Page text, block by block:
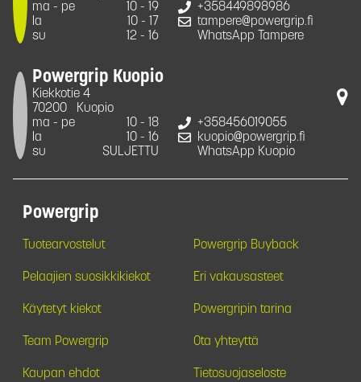
ma - pe
10 - 19
la
10 - 17
su
12 - 16
+358449898986
tampere@powergrip.fi
WhatsApp Tampere
Powergrip Kuopio
Kiekkotie 4
70200
Kuopio
ma - pe
10 - 18
la
10 - 16
su
SULJETTU
+358456019055
kuopio@powergrip.fi
WhatsApp Kuopio
Powergrip
Tuotearvostelut Powergrip Buyback
Pelaajien suosikkikiekot Eri vakausasteet
Käytetyt kiekot Powergripin tarina
Team Powergrip Ota yhteyttä
Kaupan ehdot Tietosuojaseloste